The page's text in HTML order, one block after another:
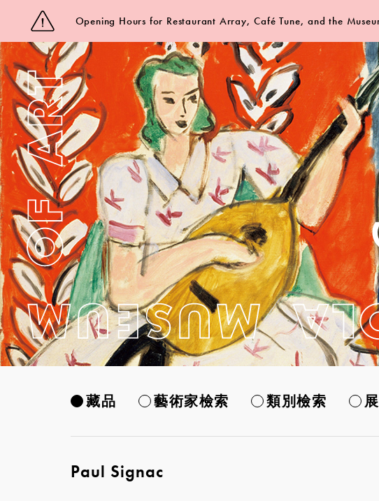
Opening Hours for Restaurant Array, Café Tune, and the
藏品 藝術家檢索 類別檢索
Paul Signac